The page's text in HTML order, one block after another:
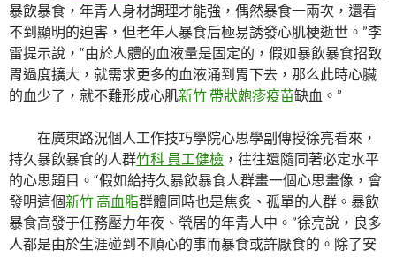
暴飲暴食，年青人身材調理才能強，偶然暴食一兩次，還看
不到顯明的迫害，但老年人暴食后極易誘發心肌梗逝世。”李
雷提示說，“由於人體的血液量是固定的，假如暴飲暴食招致
胃過度擴大，就需求更多的血液涌到胃下去，那么此時心臟
的血少了，就不難形成心肌新竹 帶狀皰疹疫苗缺血。”
在廣東路況個人工作技巧學院心思學副傳授徐亮看來，
持久暴飲暴食的人群竹科 員工健檢 ，往往還隨同著必定水平
的心思題目。“假如給持久暴飲暴食人群畫一個心思畫像，會
發明這個新竹 高血脂群體同時也是焦炙、孤單的人群。暴飲
暴食高發于任務壓力年夜、煢居的年青人中。”徐亮說，良多
人都是由於生涯碰到不順心的事而暴食或許厭食的。除了安